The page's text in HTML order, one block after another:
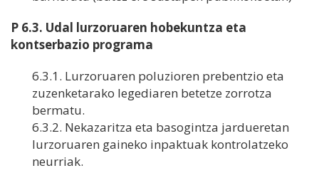
P 6.3. Udal lurzoruaren hobekuntza eta
kontserbazio programa
6.3.1. Lurzoruaren poluzioren prebentzio eta
zuzenketarako legediaren betetze zorrotza
bermatu.
6.3.2. Nekazaritza eta basogintza jardueretan
lurzoruaren gaineko inpaktuak kontrolatzeko
neurriak.